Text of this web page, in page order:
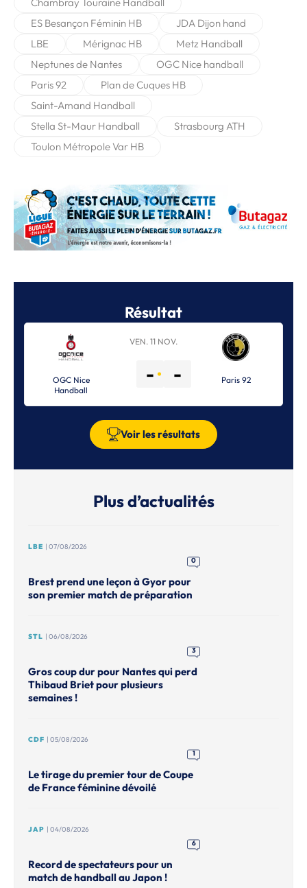
ES Besançon Féminin HB
JDA Dijon hand
LBE
Mérignac HB
Metz Handball
Neptunes de Nantes
OGC Nice handball
Paris 92
Plan de Cuques HB
Saint-Amand Handball
Stella St-Maur Handball
Strasbourg ATH
Toulon Métropole Var HB
Résultat
OGC Nice
Handball
VEN. 11 NOV.
- - Paris 92
Voir les résultats
Plus d’actualités
LBE | 07/08/2026
0
Brest prend une leçon à Gyor pour
son premier match de préparation
STL | 06/08/2026
3
Gros coup dur pour Nantes qui perd
Thibaud Briet pour plusieurs
semaines !
CDF | 05/08/2026
1
Le tirage du premier tour de Coupe
de France féminine dévoilé
JAP | 04/08/2026
6
Record de spectateurs pour un
match de handball au Japon !